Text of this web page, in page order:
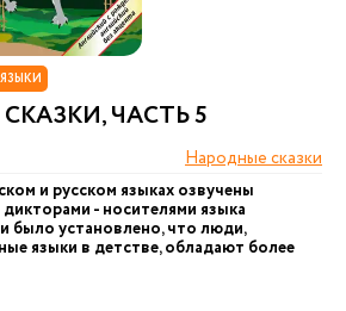
ЧАСТЬ 5
Народные сказки
и русском языках озвучены
- носителями языка
было установлено, что люди,
языки в детстве, обладают более